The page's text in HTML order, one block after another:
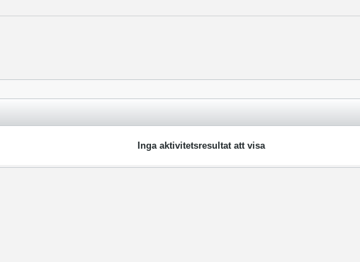
Inga aktivitetsresultat att visa